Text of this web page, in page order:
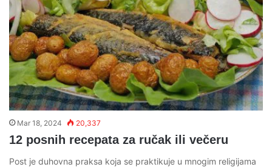
Mar 18, 2024 20,337
12 posnih recepata za ručak ili večeru
Post je duhovna praksa koja se praktikuje u mnogim religijama